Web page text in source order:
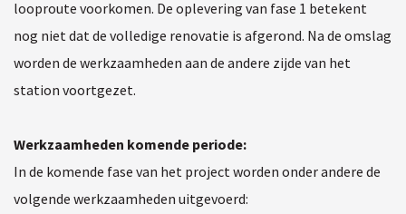
looproute voorkomen. De oplevering van fase 1 betekent
nog niet dat de volledige renovatie is afgerond. Na de omslag
worden de werkzaamheden aan de andere zijde van het
station voortgezet.
Werkzaamheden komende periode:
In de komende fase van het project worden onder andere de
volgende werkzaamheden uitgevoerd: